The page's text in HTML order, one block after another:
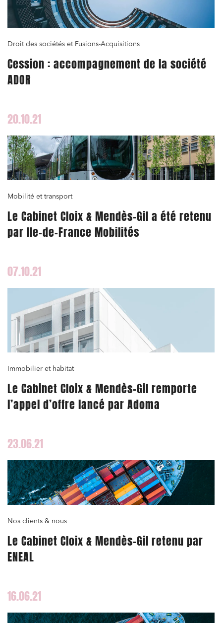
Droit des sociétés et Fusions-Acquisitions
Cession : accompagnement de la société
ADOR
20.10.21
Mobilité et transport
Le Cabinet Cloix & Mendès-Gil a été retenu
par Ile-de-France Mobilités
07.10.21
Immobilier et habitat
Le Cabinet Cloix & Mendès-Gil remporte
l’appel d’offre lancé par Adoma
23.06.21
Nos clients & nous
Le Cabinet Cloix & Mendès-Gil retenu par
ENEAL
16.06.21